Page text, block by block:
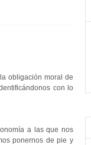
obligación moral de
con lo
a las que nos
ponernos de pie y